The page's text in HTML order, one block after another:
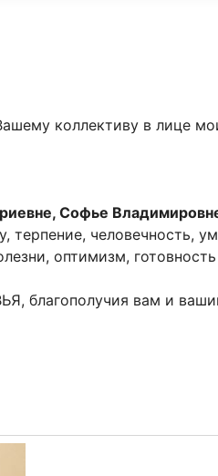
коллективу в лице
Софье
терпение, человечность,
оптимизм,
благополучия вам и